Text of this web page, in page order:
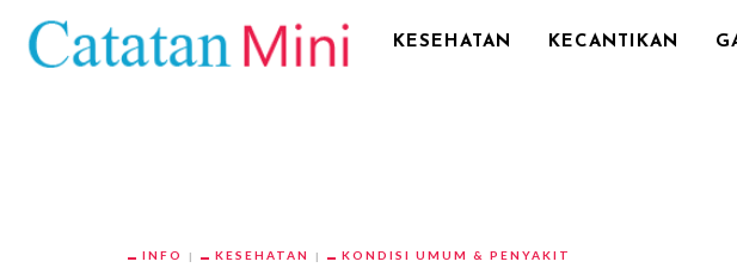
KESEHATAN KECANTIKAN
INFO KESEHATAN KONDISI UMUM & PENYAKIT